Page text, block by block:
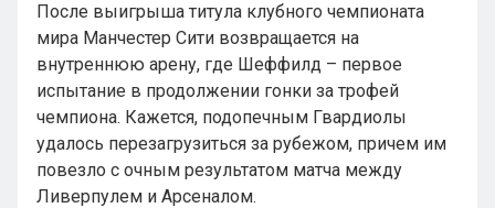
После выигрыша титула клубного чемпионата
мира Манчестер Сити возвращается на
внутреннюю арену, где Шеффилд – первое
испытание в продолжении гонки за трофей
чемпиона. Кажется, подопечным Гвардиолы
удалось перезагрузиться за рубежом, причем им
повезло с очным результатом матча между
Ливерпулем и Арсеналом.